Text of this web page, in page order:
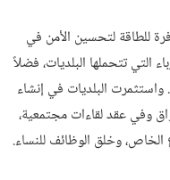
للطاقة لتحسين الأمن في
التي تتحملها البلديات، فضلاً
البلديات في إنشاء
وفي عقد لقاءات مجتمعية،
وخلق الوظائف للنساء.